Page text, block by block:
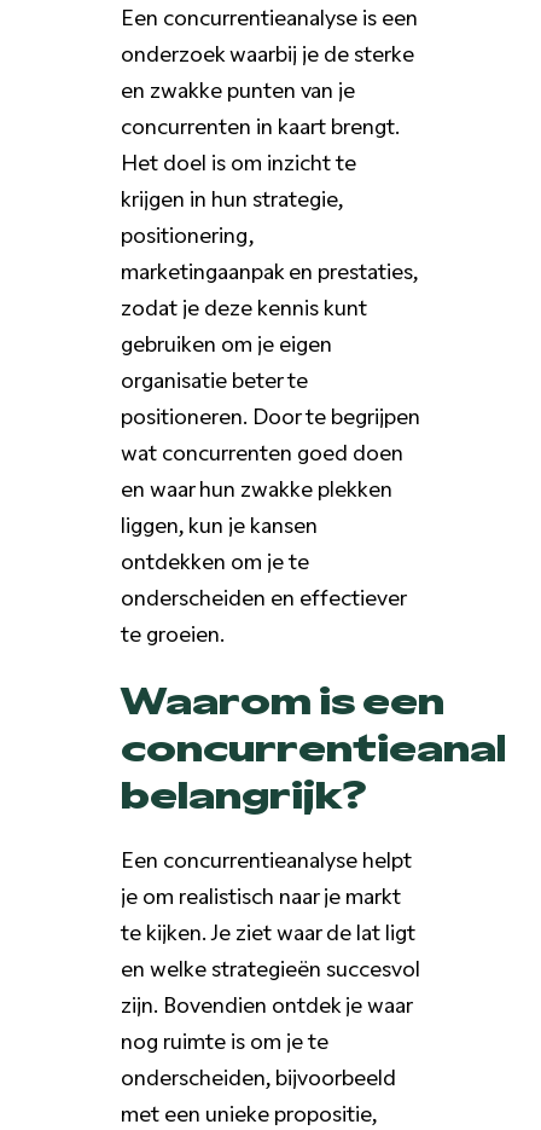
Een concurrentieanalyse is een
onderzoek waarbij je de sterke
en zwakke punten van je
concurrenten in kaart brengt.
Het doel is om inzicht te
krijgen in hun strategie,
positionering,
marketingaanpak en prestaties,
zodat je deze kennis kunt
gebruiken om je eigen
organisatie beter te
positioneren. Door te begrijpen
wat concurrenten goed doen
en waar hun zwakke plekken
liggen, kun je kansen
ontdekken om je te
onderscheiden en effectiever
te groeien.
Waarom is een
belangrijk?
Een concurrentieanalyse helpt
je om realistisch naar je markt
te kijken. Je ziet waar de lat ligt
en welke strategieën succesvol
zijn. Bovendien ontdek je waar
nog ruimte is om je te
onderscheiden, bijvoorbeeld
met een unieke propositie,